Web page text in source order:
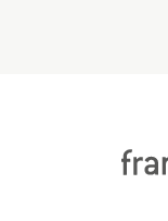
biométhane
l’installation